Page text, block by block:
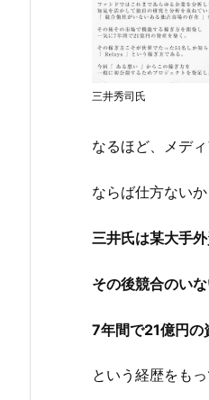
三井秀司氏
なるほど、メデ
ならば仕方ないか
三井氏は某大手
その後競合のい
7年間で21億円の
という経歴をも